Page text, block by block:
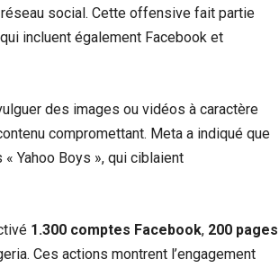
social. Cette offensive fait partie
incluent également Facebook et
des images ou vidéos à caractère
compromettant. Meta a indiqué que
Yahoo Boys », qui ciblaient
1.300 comptes Facebook, 200 pages
Ces actions montrent l’engagement